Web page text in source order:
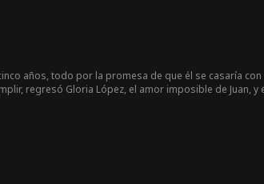
años, todo por la promesa de que él se casaría
regresó Gloria López, el amor imposible de Juan, y